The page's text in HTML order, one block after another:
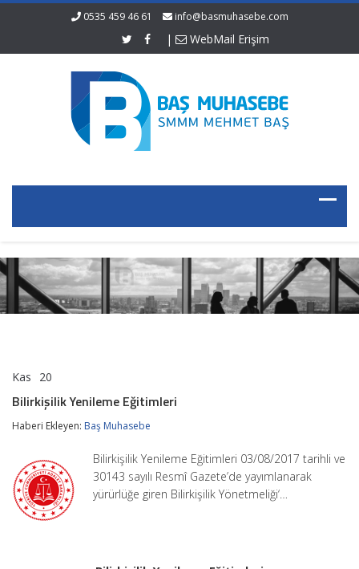
0535 459 46 61 info@basmuhasebe.com
| WebMail Erişim
Kas 20
Eğitimleri
Bilirkişilik Yenileme Eğitimleri
Haberi Ekleyen: Baş Muhasebe
Bilirkişilik Yenileme Eğitimleri 03/08/2017 tarihli ve
30143 sayılı Resmî Gazete’de yayımlanarak
yürürlüğe giren Bilirkişilik Yönetmeliği‘…